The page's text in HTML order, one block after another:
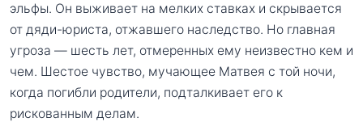
эльфы. Он выживает на мелких ставках и скрывается
от дяди-юриста, отжавшего наследство. Но главная
угроза — шесть лет, отмеренных ему неизвестно кем и
чем. Шестое чувство, мучающее Матвея с той ночи,
когда погибли родители, подталкивает его к
рискованным делам.